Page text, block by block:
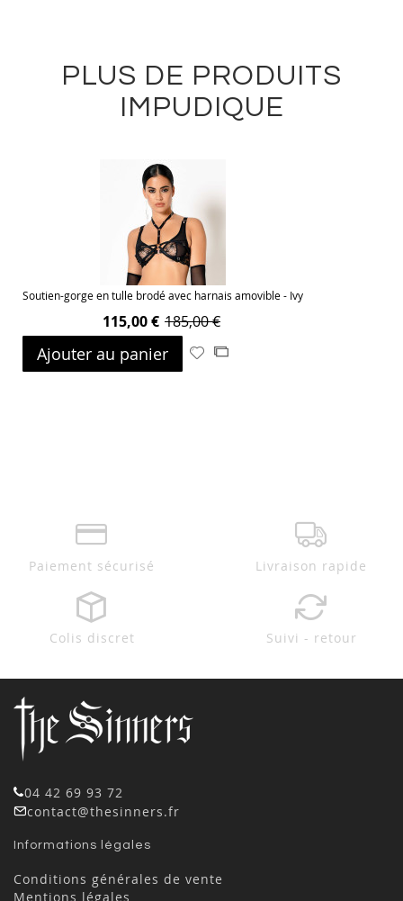
PLUS DE PRODUITS
IMPUDIQUE
Soutien-gorge en tulle brodé avec harnais amovible - Ivy
115,00 € 185,00 €
Ajouter au panier
AjouterAjouter
Paiement sécurisé Livraison rapide
Colis discret Suivi - retour
04 42 69 93 72
contact@thesinners.fr
Informations légales
Conditions générales de vente
Mentions légales